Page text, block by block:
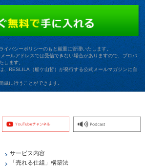
イバシーポリシーのもと厳重に管理いたします。
ールアドレスでは受信できない場合がありますので、プロバ
します。
、RESLILA（船ケ山哲）が発行する公式メールマガジンに自
に行うことができます。
サービス内容
「売れる仕組」構築法